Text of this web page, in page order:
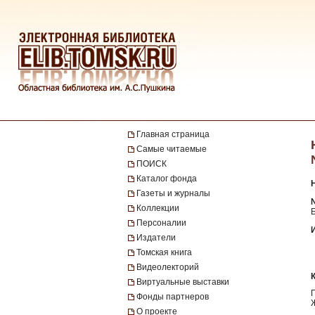
Главная страница
Самые читаемые
ПОИСК
Каталог фонда
Газеты и журналы
Коллекции
Персоналии
Издатели
Томская книга
Видеолекторий
Виртуальные выставки
Фонды партнеров
О проекте